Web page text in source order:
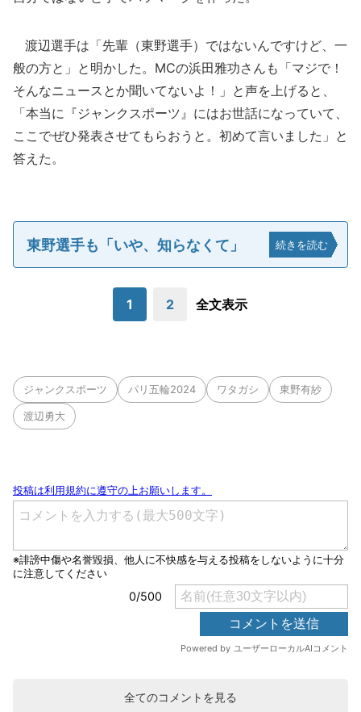
渡辺選手は「先輩（東野選手）ではないんですけど、一
般の方と」と明かした。MCの浜田雅功さんも「マジで！
そんなニュースとか聞いてないよ！」と声を上げると、
「本当に『ジャンクスポーツ』にはお世話になっていて、
ここでぜひ発表させてもらおうと。初めて言いました」と
答えた。
東野選手も「いや、知らなくて」 続きを読む
1 2 全文表示
ジャンクスポーツ パリ五輪2024 ワタガシ 東野有紗
渡辺勇大
全てのコメントを見る